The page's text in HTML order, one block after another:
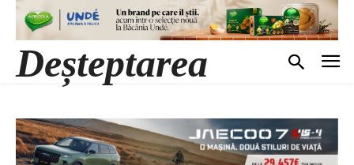
Deșteptarea